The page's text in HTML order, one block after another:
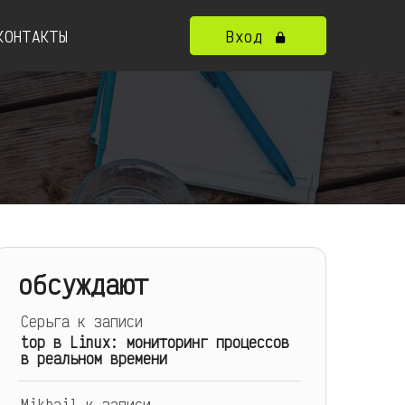
Вход
обсуждают
Серьгак записи
top в Linux: мониторинг процессов
в реальном времени